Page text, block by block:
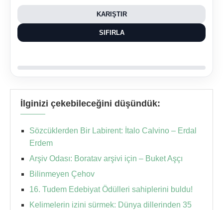
KARIŞTIR
SIFIRLA
İlginizi çekebileceğini düşündük:
Sözcüklerden Bir Labirent: İtalo Calvino – Erdal
Erdem
Arşiv Odası: Boratav arşivi için – Buket Aşçı
Bilinmeyen Çehov
16. Tudem Edebiyat Ödülleri sahiplerini buldu!
Kelimelerin izini sürmek: Dünya dillerinden 35